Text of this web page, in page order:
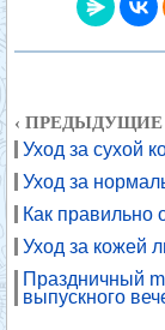
‹ ПРЕДЫДУЩИЕ
Уход за сухой
Уход за
Как правильно
Уход за кожей
Праздничный
выпускного